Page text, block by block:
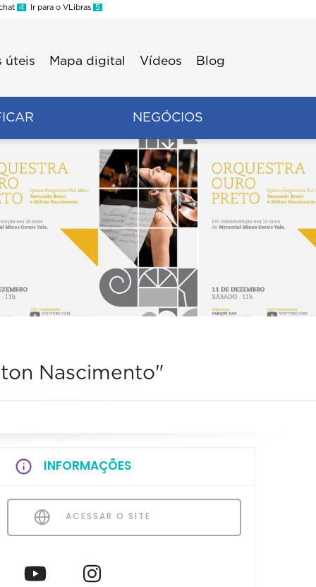
4 Ir para o VLibras 5
úteis Mapa digital Vídeos Blog
NEGÓCIOS
Nascimento"
INFORMAÇÕES
ACESSAR O SITE